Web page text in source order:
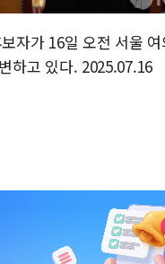
자가 16일 오전 서울
하고 있다. 2025.07.16